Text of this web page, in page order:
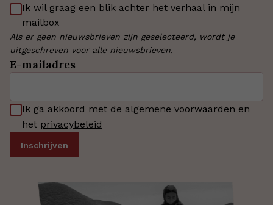
Ik wil graag een blik achter het verhaal in mijn
mailbox
Als er geen nieuwsbrieven zijn geselecteerd, wordt je
uitgeschreven voor alle nieuwsbrieven.
E-mailadres
Ik ga akkoord met de algemene voorwaarden en
het privacybeleid